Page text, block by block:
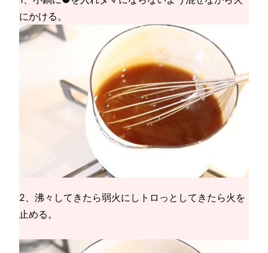
にかける。
2、沸々してきたら弱火にしトロっとしてきたら火を
止める。